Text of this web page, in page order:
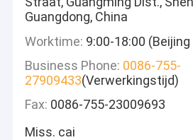
Guangdong, China
Worktime: 9:00-18:00
Business Phone: 0086-755-
27909433(Verwerkingstijd)
Fax: 0086-755-23009693
Miss. cai